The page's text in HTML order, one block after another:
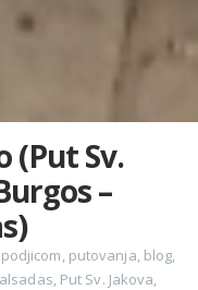
(Put Sv.
–
, putovanja, blog,
, Put Sv. Jakova,